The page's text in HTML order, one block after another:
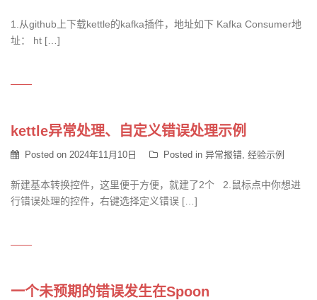
1.从github上下载kettle的kafka插件，地址如下 Kafka Consumer地
址： ht […]
kettle异常处理、自定义错误处理示例
Posted on 2024年11月10日 Posted in 异常报错, 经验示例
新建基本转换控件，这里便于方便，就建了2个 2.鼠标点中你想进
行错误处理的控件，右键选择定义错误 […]
一个未预期的错误发生在Spoon